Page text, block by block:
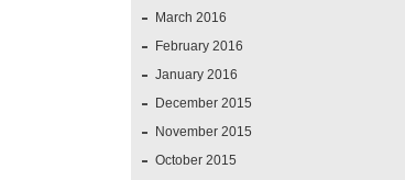
March 2016
February 2016
January 2016
December 2015
November 2015
October 2015